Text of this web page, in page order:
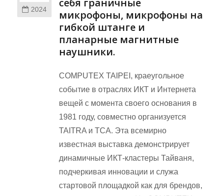
2024
себя граничные
микрофоны, микрофоны на
гибкой штанге и
планарные магнитные
наушники.
COMPUTEX TAIPEI, краеугольное
событие в отраслях ИКТ и Интернета
вещей с момента своего основания в
1981 году, совместно организуется
TAITRA и TCA. Эта всемирно
известная выставка демонстрирует
динамичные ИКТ-кластеры Тайваня,
подчеркивая инновации и служа
стартовой площадкой как для брендов,